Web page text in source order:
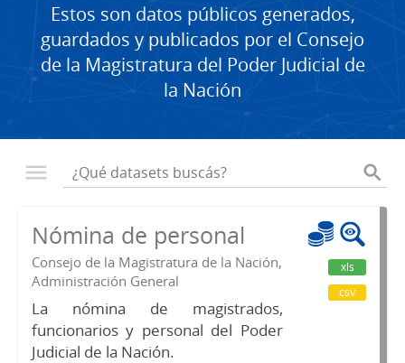
Estos son datos públicos generados,
guardados y publicados por el Consejo
de la Magistratura del Poder Judicial de
la Nación
Nómina de personal
Consejo de la Magistratura de la Nación,
Administración General
La nómina de magistrados,
funcionarios y personal del Poder
Judicial de la Nación.
xls
csv